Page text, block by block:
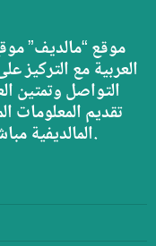
موقع “مالديف”
العربية مع التركيز
التواصل وتمتين
تقديم المعلومات
المالديفية مباشرة من المالديف للعالم العربي.